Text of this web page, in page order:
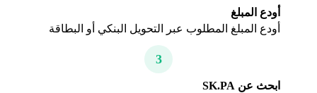
أودع المبلغ
أودع المبلغ المطلوب عبر التحويل البنكي أو البطاقة
3
ابحث عن SK.PA